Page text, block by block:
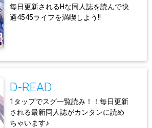
毎日更新されるHな同人誌を読んで快
適4545ライフを満喫しよう!!
D-READ
1タップでスグ一覧読み！！毎日更新
される最新同人誌がカンタンに読め
ちゃいます♪